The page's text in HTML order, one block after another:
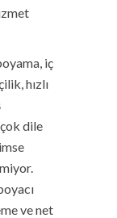
iç
hızlı
dile
ve net